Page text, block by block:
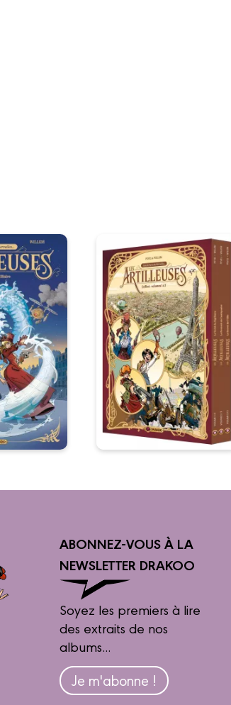
ABONNEZ-VOUS À LA
NEWSLETTER DRAKOO
Soyez les premiers à lire
des extraits de nos
albums...
Je m'abonne !